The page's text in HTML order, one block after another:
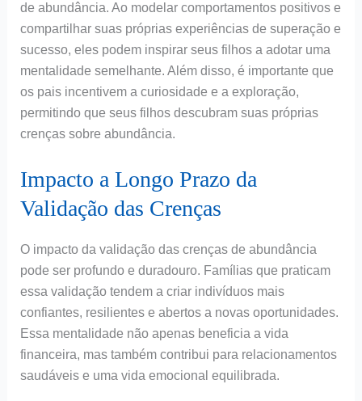
de abundância. Ao modelar comportamentos positivos e
compartilhar suas próprias experiências de superação e
sucesso, eles podem inspirar seus filhos a adotar uma
mentalidade semelhante. Além disso, é importante que
os pais incentivem a curiosidade e a exploração,
permitindo que seus filhos descubram suas próprias
crenças sobre abundância.
Impacto a Longo Prazo da
Validação das Crenças
O impacto da validação das crenças de abundância
pode ser profundo e duradouro. Famílias que praticam
essa validação tendem a criar indivíduos mais
confiantes, resilientes e abertos a novas oportunidades.
Essa mentalidade não apenas beneficia a vida
financeira, mas também contribui para relacionamentos
saudáveis e uma vida emocional equilibrada.